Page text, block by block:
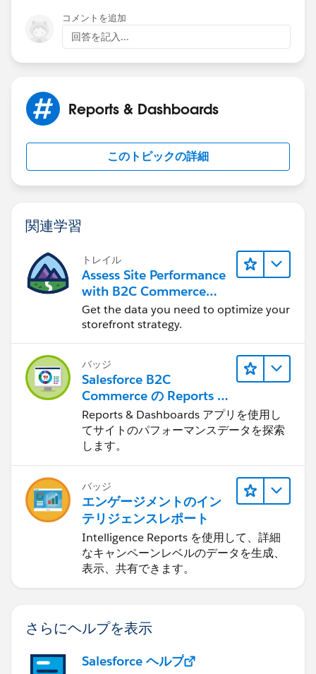
コメントを追加
回答を記入...
Reports & Dashboards
このトピックの詳細
関連学習
トレイル
Assess Site Performance
with B2C Commerce
Reports & Dashboards
Get the data you need to optimize your
storefront strategy.
バッジ
Salesforce B2C
Commerce の Reports &
Dashboards
Reports & Dashboards アプリを使用し
てサイトのパフォーマンスデータを探索
します。
バッジ
エンゲージメントのイン
テリジェンスレポート
Intelligence Reports を使用して、詳細
なキャンペーンレベルのデータを生成、
表示、共有できます。
さらにヘルプを表示
Salesforce ヘルプ